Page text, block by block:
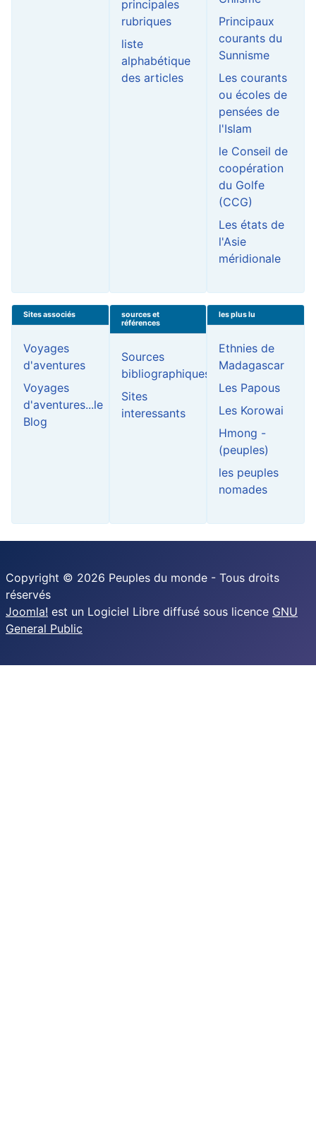
principales
rubriques
liste
alphabétique
des articles
Principaux
courants du
Sunnisme
Les courants
ou écoles de
pensées de
l'Islam
le Conseil de
coopération
du Golfe
(CCG)
Les états de
l'Asie
méridionale
Sites associés
Voyages
d'aventures
Voyages
d'aventures...le
Blog
sources et
références
Sources
bibliographiques
Sites
interessants
les plus lu
Ethnies de
Madagascar
Les Papous
Les Korowai
Hmong -
(peuples)
les peuples
nomades
Copyright © 2026 Peuples du monde - Tous droits
réservés
Joomla! est un Logiciel Libre diffusé sous licence GNU
General Public